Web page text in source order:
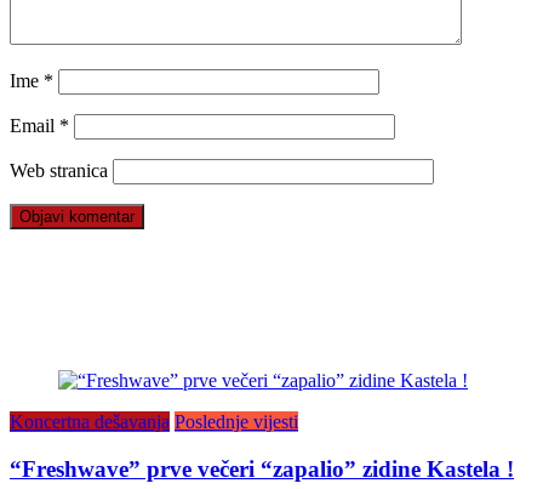
Ime *
Email *
Web stranica
Koncertna dešavanja Poslednje vijesti
“Freshwave” prve večeri “zapalio” zidine Kastela !